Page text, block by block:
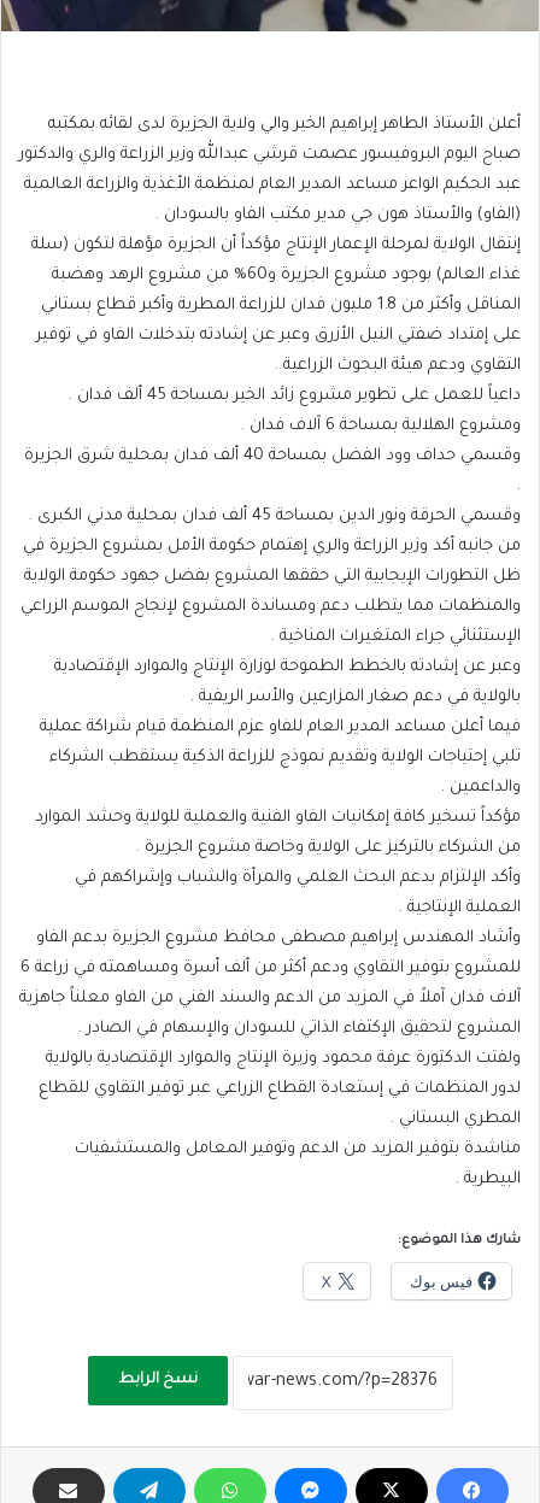
أعلن الأستاذ الطاهر إبراهيم الخير والي ولاية الجزيرة لدى لقائه بمكتبه
صباح اليوم البروفيسور عصمت قرشي عبدالله وزير الزراعة والري والدكتور
عبد الحكيم الواعر مساعد المدير العام لمنظمة الأغذية والزراعة العالمية
(الفاو) والأستاذ هون جي مدير مكتب الفاو بالسودان .
إنتقال الولاية لمرحلة الإعمار الإنتاج مؤكداً أن الجزيرة مؤهلة لتكون (سلة
غذاء العالم) بوجود مشروع الجزيرة و60% من مشروع الرهد وهضبة
المناقل وأكثر من 1.8 مليون فدان للزراعة المطرية وأكبر قطاع بستاني
على إمتداد ضفتي النيل الأزرق وعبر عن إشادته بتدخلات الفاو في توفير
التقاوي ودعم هيئة البحوث الزراعية .
داعياً للعمل على تطوير مشروع زائد الخير بمساحة 45 ألف فدان .
ومشروع الهلالية بمساحة 6 آلاف فدان .
وقسمي حداف وود الفضل بمساحة 40 ألف فدان بمحلية شرق الجزيرة
.
وقسمي الحرقة ونور الدين بمساحة 45 ألف فدان بمحلية مدني الكبرى .
من جانبه أكد وزير الزراعة والري إهتمام حكومة الأمل بمشروع الجزيرة في
ظل التطورات الإيجابية التي حققها المشروع بفضل جهود حكومة الولاية
والمنظمات مما يتطلب دعم ومساندة المشروع لإنجاح الموسم الزراعي
الإستثنائي جراء المتغيرات المناخية .
وعبر عن إشادته بالخطط الطموحة لوزارة الإنتاج والموارد الإقتصادية
بالولاية في دعم صغار المزارعين والأسر الريفية .
فيما أعلن مساعد المدير العام للفاو عزم المنظمة قيام شراكة عملية
تلبي إحتياجات الولاية وتقديم نموذج للزراعة الذكية يستقطب الشركاء
والداعمين .
مؤكداً تسخير كافة إمكانيات الفاو الفنية والعملية للولاية وحشد الموارد
من الشركاء بالتركيز على الولاية وخاصة مشروع الجزيرة .
وأكد الإلتزام بدعم البحث العلمي والمرأة والشباب وإشراكهم في
العملية الإنتاجية .
وأشاد المهندس إبراهيم مصطفى محافظ مشروع الجزيرة بدعم الفاو
للمشروع بتوفير التقاوي ودعم أكثر من ألف أسرة ومساهمته في زراعة 6
آلاف فدان آملاً في المزيد من الدعم والسند الفني من الفاو معلناً جاهزية
المشروع لتحقيق الإكتفاء الذاتي للسودان والإسهام في الصادر .
ولفتت الدكتورة عرفة محمود وزيرة الإنتاج والموارد الإقتصادية بالولاية
لدور المنظمات في إستعادة القطاع الزراعي عبر توفير التقاوي للقطاع
المطري البستاني .
مناشدة بتوفير المزيد من الدعم وتوفير المعامل والمستشفيات
البيطرية .
شارك هذا الموضوع:
فيس بوك X
نسخ الرابط